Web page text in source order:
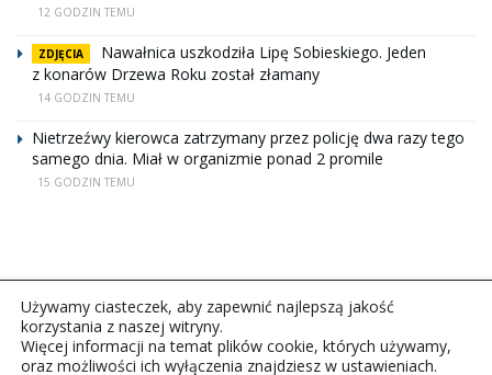
12 GODZIN TEMU
ZDJĘCIA
Nawałnica uszkodziła Lipę Sobieskiego. Jeden
z konarów Drzewa Roku został złamany
14 GODZIN TEMU
Nietrzeźwy kierowca zatrzymany przez policję dwa razy tego
samego dnia. Miał w organizmie ponad 2 promile
15 GODZIN TEMU
Używamy ciasteczek, aby zapewnić najlepszą jakość
korzystania z naszej witryny.
Więcej informacji na temat plików cookie, których używamy,
oraz możliwości ich wyłączenia znajdziesz w ustawieniach.